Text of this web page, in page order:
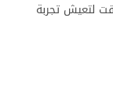
لتعيش تجربة